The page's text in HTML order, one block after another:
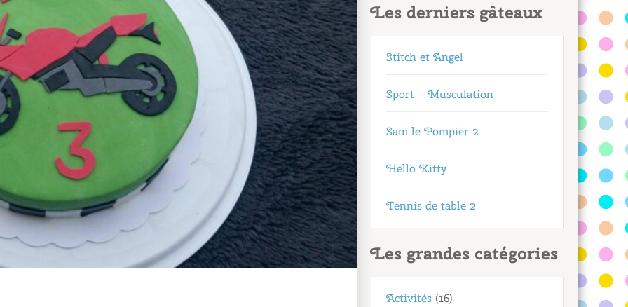
Les derniers gâteaux
Stitch et Angel
Sport – Musculation
Sam le Pompier 2
Hello Kitty
Tennis de table 2
Les grandes catégories
Activités (16)